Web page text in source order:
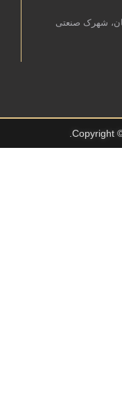
شهرک صنعتی
Copyright